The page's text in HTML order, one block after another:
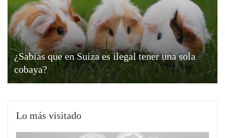
¿Sabías que en Suiza es ilegal tener una sola
cobaya?
Lo más visitado